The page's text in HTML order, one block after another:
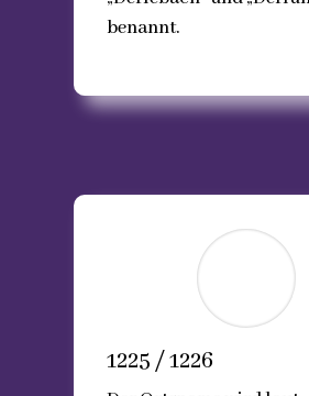
benannt.
1225 / 1226